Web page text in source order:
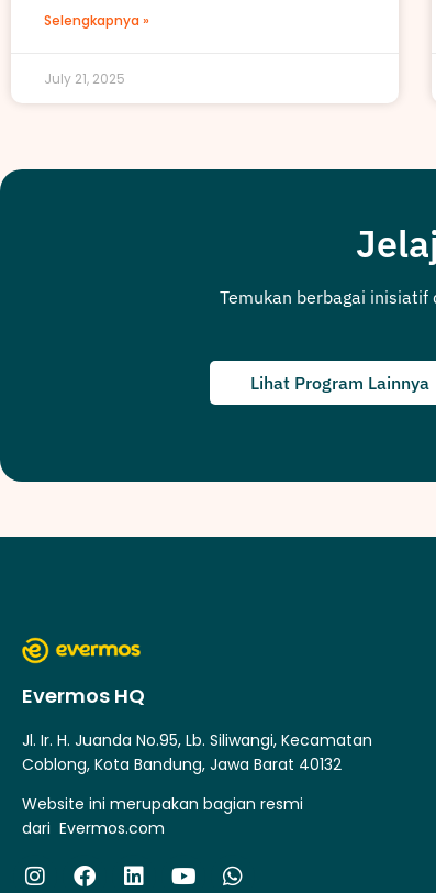
Selengkapnya »
July 21, 2025
Temukan berbagai
Lihat Program Lainnya
Evermos HQ
Jl. Ir. H. Juanda No.95, Lb. Siliwangi, Kecamatan
Coblong, Kota Bandung, Jawa Barat 40132
Website ini merupakan bagian resmi
dari Evermos.com